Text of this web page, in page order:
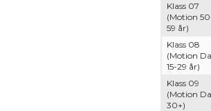
Klass 07
(Motion
59 år)
Klass 08
(Motion
15-29 år)
Klass 09
(Motion
30+)